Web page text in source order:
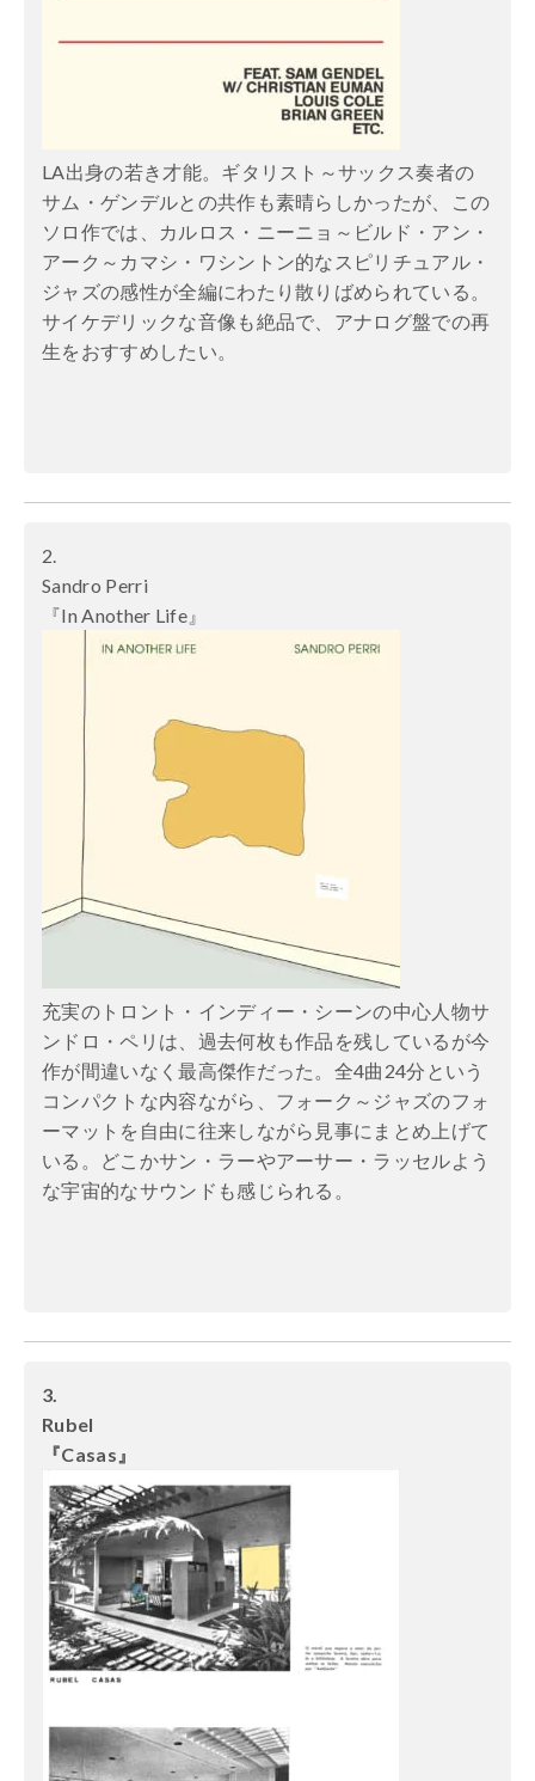
LA出身の若き才能。ギタリスト～サックス奏者の
サム・ゲンデルとの共作も素晴らしかったが、この
ソロ作では、カルロス・ニーニョ～ビルド・アン・
アーク～カマシ・ワシントン的なスピリチュアル・
ジャズの感性が全編にわたり散りばめられている。
サイケデリックな音像も絶品で、アナログ盤での再
生をおすすめしたい。
2.
Sandro Perri
『In Another Life』
充実のトロント・インディー・シーンの中心人物サ
ンドロ・ペリは、過去何枚も作品を残しているが今
作が間違いなく最高傑作だった。全4曲24分という
コンパクトな内容ながら、フォーク～ジャズのフォ
ーマットを自由に往来しながら見事にまとめ上げて
いる。どこかサン・ラーやアーサー・ラッセルよう
な宇宙的なサウンドも感じられる。
3.
Rubel
『Casas』